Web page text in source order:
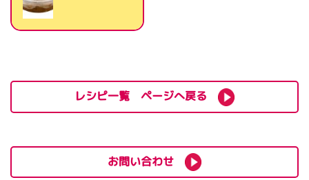
レシピ一覧 ページへ戻る
お問い合わせ